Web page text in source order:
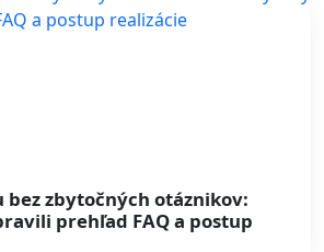
bez zbytočných otáznikov:
prehľad FAQ a postup